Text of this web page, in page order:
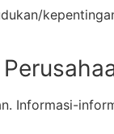
Informasi-